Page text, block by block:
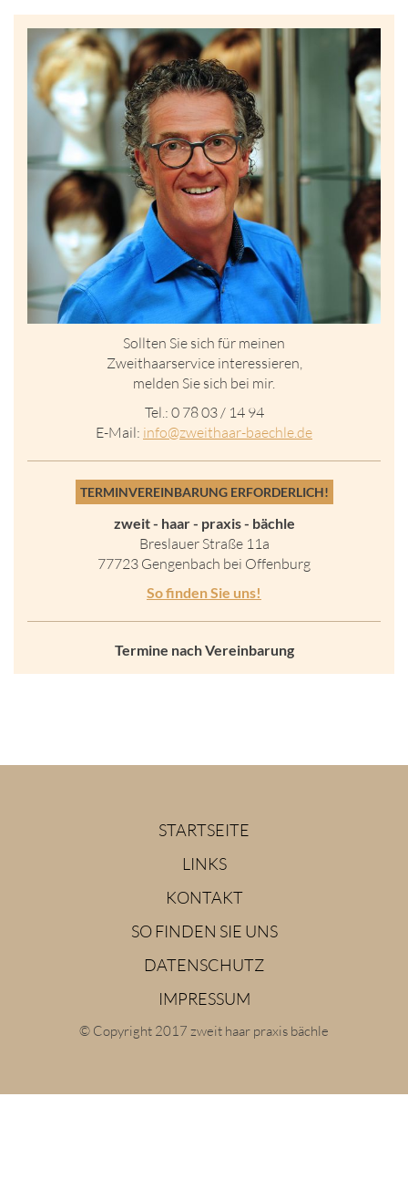
Sollten Sie sich für meinen
Zweithaarservice interessieren,
melden Sie sich bei mir.
Tel.: 0 78 03 / 14 94
E-Mail: info@zweithaar-baechle.de
TERMINVEREINBARUNG ERFORDERLICH!
zweit - haar - praxis - bächle
Breslauer Straße 11a
77723 Gengenbach bei Offenburg
So finden Sie uns!
Termine nach Vereinbarung
STARTSEITE
LINKS
KONTAKT
SO FINDEN SIE UNS
DATENSCHUTZ
IMPRESSUM
© Copyright 2017 zweit haar praxis bächle